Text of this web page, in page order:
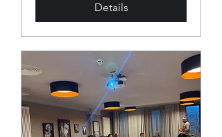
Details